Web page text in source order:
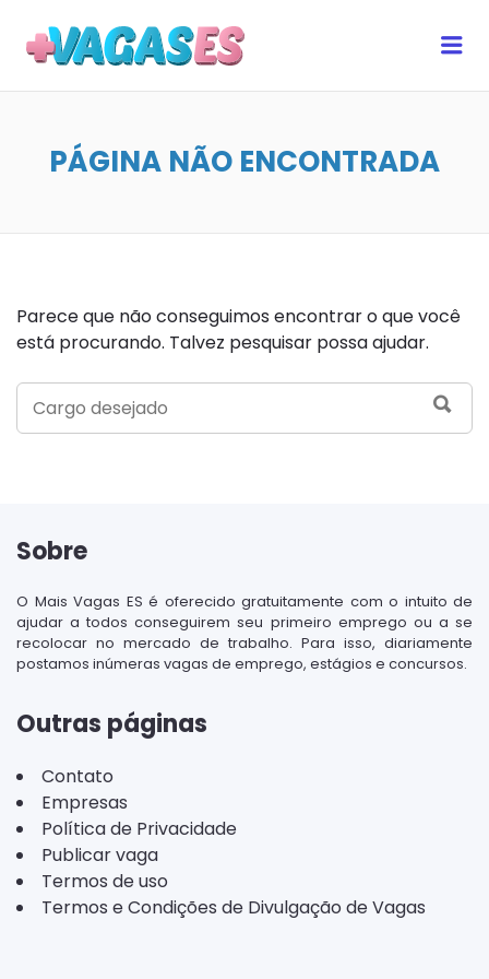
PÁGINA NÃO ENCONTRADA
Parece que não conseguimos encontrar o que você
está procurando. Talvez pesquisar possa ajudar.
SEARCH
FOR:
Sobre
O Mais Vagas ES é oferecido gratuitamente com o intuito de
ajudar a todos conseguirem seu primeiro emprego ou a se
recolocar no mercado de trabalho. Para isso, diariamente
postamos inúmeras vagas de emprego, estágios e concursos.
Outras páginas
Contato
Empresas
Política de Privacidade
Publicar vaga
Termos de uso
Termos e Condições de Divulgação de Vagas